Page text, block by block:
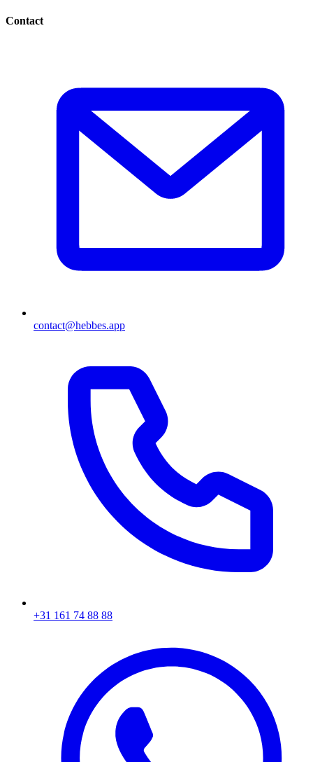
Contact
contact@hebbes.app
+31 161 74 88 88‬​​​​‌ ‍ ​‍​‍‌‍ ‌ ​‍‌‍‍‌‌‍‌ ‌‍‍‌‌‍ ‍​‍​‍​ ‍‍​‍​‍‌ ​ ‌‍​‌‌‍ ‍‌‍‍‌‌ ‌​‌ ‍‌​‍ ‍‌‍‍‌‌‍ ​‍​‍​‍ ​​‍​‍‌‍‍​‌ ​‍‌‍‌‌‌‍‌‍​‍​‍​ ‍‍​‍​‍‌‍‍​‌ ‌​‌ ‌​‌ ​​​ ‍‍​‍ ​‍ ‌‍ ​‌‍ ‌‍​ ‌‍​‌‌‍ ​‌‍‍​‌‍ ‌ ​ ‌ ‌​​ ‍‍​ ​ ​ ​ ​ ​ ​ ​ ​‍ ‌‍‍‌‌‍ ‍‌ ‌​‌‍‌‌‌‍ ‍‌ ‌​​‍ ‌‍‌‌‌‍‌​‌‍‍‌‌ ‌​​‍ ‌‍ ‌‌‍ ‌‍‌​‌‍‌‌​ ‌‌ ​​‌ ​‍‌‍‌‌‌ ​ ‌‍‌‌‌‍ ‍‌ ‌​‌‍​‌‌ ‌​‌‍‍‌‌‍ ‌‍ ‍​ ‍ ‌‍‍‌‌‍‌​​ ‌‌‍‌ ‌‍ ​‌‍ ‌‍​‍‌‍​‌‌‍ ​​ ‍ ‌ ‌​‌ ‍‌‌ ​​‌‍‌‌​ ‌‌‍‌ ‌‍ ​‌‍ ‌‍​‍‌‍​‌‌‍ ​​ ‍ ‌ ​​‌‍​‌‌ ‌​‌‍‍​​ ‌‌‍​ ‌‍ ‌‍ ‍‌ ‌​‌‍​‌‌‍​ ‌ ‌​​‍ ‍‌ ​​‌‍‍​‌‍ ‌‍ ‍‌‍‌‌​ ‌‍​‍‌‍​‌‌ ​ ‌‍‌‌‌‌‌‌‌ ​‍‌‍ ​​ ‌‌‍‍​‌ ‌​‌ ‌​‌ ​​​‍‌‌​ ​ ‌​​‌​‍‌‌​ ​‍‌​‌‍​‍‌‌​ ​‍‌​‌‍‌‍ ​‌‍ ‌‍​ ‌‍​‌‌‍ ​‌‍‍​‌‍ ‌ ​ ‌ ‌​​‍‌‌​ ​ ‌​​‌​ ​ ​ ​ ​ ​ ​ ​ ​‍‌‍‌‍‍‌‌‍‌​​ ‌‌‍‌ ‌‍ ​‌‍ ‌‍​‍‌‍​‌‌‍ ​​‍‌‍‌ ‌​‌ ‍‌‌ ​​‌‍‌‌​ ‌‌‍‌ ‌‍ ​‌‍ ‌‍​‍‌‍​‌‌‍ ​​‍‌‍‌ ​​‌‍​‌‌ ‌​‌‍‍​​ ‌‌‍​ ‌‍ ‌‍ ‍‌ ‌​‌‍​‌‌‍​ ‌ ‌​​‍ ‍‌ ​​‌‍‍​‌‍ ‌‍ ‍‌‍‌‌​‍‌‍‌ ​​‌‍‌‌‌ ​‍‌ ​ ‌ ​​‌‍‌‌‌‍​ ‌ ‌​‌‍‍‌‌ ‌‍‌‍‌‌​ ‌‌ ​​‌ ‌‌‌‍​‍‌‍ ​‌‍‍‌‌ ​ ‌‍‍​‌‍‌‌‌‍‌​​‍​‍‌ ‌